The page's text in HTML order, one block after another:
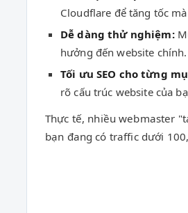
Cloudflare để tăng tốc
Dễ dàng thử nghiệm:
hưởng đến website chính.
Tối ưu SEO cho từng
rõ cấu trúc website của
Thực tế, nhiều webmaster
bạn đang có traffic dưới